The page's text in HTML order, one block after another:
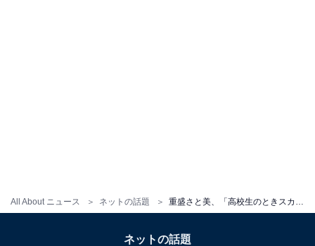
All About ニュース ネットの話題
ネットの話題